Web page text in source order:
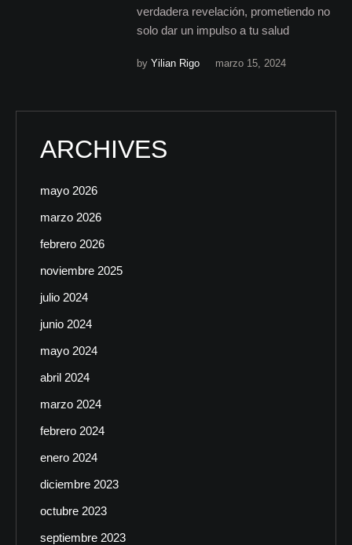
verdadera revelación, prometiendo no
solo dar un impulso a tu salud
byYilian Rigo marzo 15, 2024
ARCHIVES
mayo 2026
marzo 2026
febrero 2026
noviembre 2025
julio 2024
junio 2024
mayo 2024
abril 2024
marzo 2024
febrero 2024
enero 2024
diciembre 2023
octubre 2023
septiembre 2023